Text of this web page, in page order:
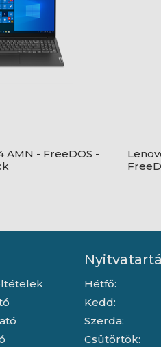
AMN - FreeDOS -
Hétfő:
Kedd:
Szerda:
Csütörtök: